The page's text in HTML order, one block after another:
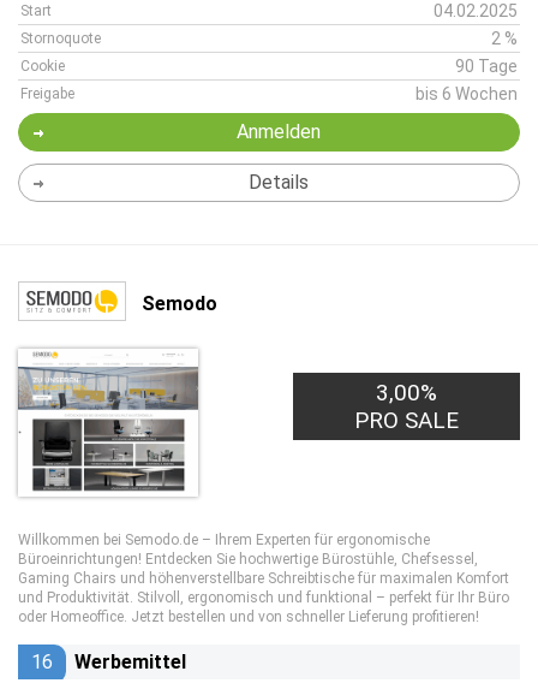
Start 04.02.2025
Stornoquote 2 %
Cookie 90 Tage
Freigabe bis 6 Wochen
Anmelden
Details
Semodo
3,00%
PRO SALE
Willkommen bei Semodo.de – Ihrem Experten für ergonomische
Büroeinrichtungen! Entdecken Sie hochwertige Bürostühle, Chefsessel,
Gaming Chairs und höhenverstellbare Schreibtische für maximalen Komfort
und Produktivität. Stilvoll, ergonomisch und funktional – perfekt für Ihr Büro
oder Homeoffice. Jetzt bestellen und von schneller Lieferung profitieren!
16 Werbemittel